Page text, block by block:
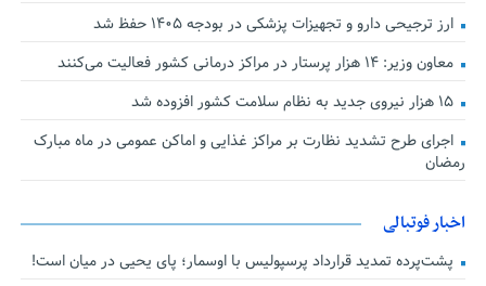
ارز ترجیحی دارو و تجهیزات پزشکی در بودجه ۱۴۰۵ حفظ شد
معاون وزیر: ۱۴ هزار پرستار در مراکز درمانی کشور فعالیت می‌کنند
۱۵ هزار نیروی جدید به نظام سلامت کشور افزوده شد
اجرای طرح تشدید نظارت بر مراکز غذایی و اماکن عمومی در ماه مبارک
رمضان
اخبار فوتبالی
پشت‌پرده تمدید قرارداد پرسپولیس با اوسمار؛ پای یحیی در میان است!